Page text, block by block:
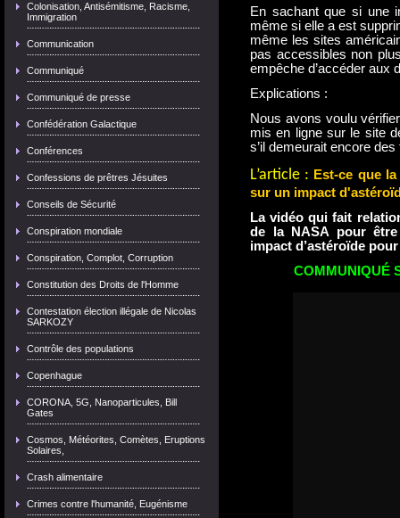
Colonisation, Antisémitisme, Racisme,
Immigration
Communication
Communiqué
Communiqué de presse
Confédération Galactique
Conférences
Confessions de prêtres Jésuites
Conseils de Sécurité
Conspiration mondiale
Conspiration, Complot, Corruption
Constitution des Droits de l'Homme
Contestation élection illégale de Nicolas
SARKOZY
Contrôle des populations
Copenhague
CORONA, 5G, Nanoparticules, Bill
Gates
Cosmos, Météorites, Comètes, Eruptions
Solaires,
Crash alimentaire
Crimes contre l'humanité, Eugénisme
En sachant que si une
même si elle a est
même les sites
pas accessibles non
empêche d’accéder aux
Explications :
Nous avons voulu
mis en ligne sur le site
s’il demeurait encore
L’article : Est-ce que
sur un impact
La vidéo qui fait
de la NASA pour
impact d’astéroïde pour
COMMUNIQUÉ